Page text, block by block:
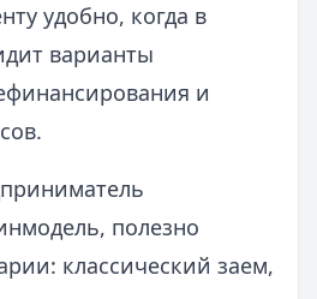
удобно, когда в
варианты
и
полезно
классический заем,